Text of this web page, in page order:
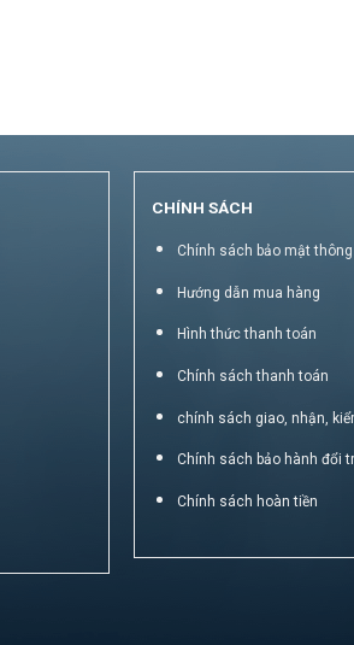
CHÍNH SÁCH
Chính sách bảo mật
Hướng dẫn mua hàng
Hình thức thanh toán
Chính sách thanh toán
chính sách giao, nhận,
Chính sách bảo hành đổi
Chính sách hoàn tiền